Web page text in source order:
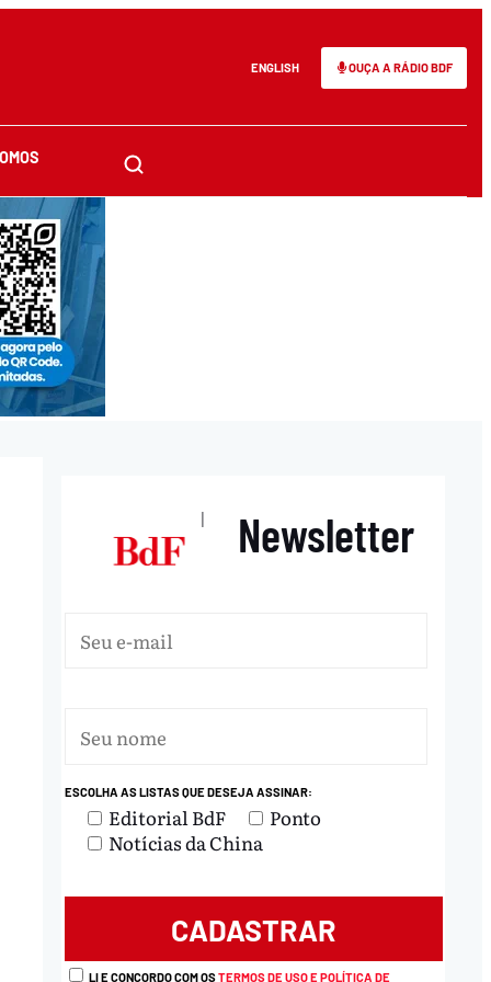
ENGLISH OUÇA A RÁDIO BDF
| Newsletter
ESCOLHA AS LISTAS QUE DESEJA ASSINAR:
Editorial BdF
Ponto
Notícias da China
LI E CONCORDO COM OSTERMOS DE USO E POLÍTICA DE